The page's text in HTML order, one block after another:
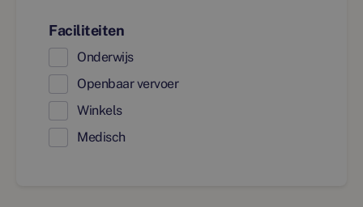
Faciliteiten
Onderwijs
Openbaar vervoer
Winkels
Medisch